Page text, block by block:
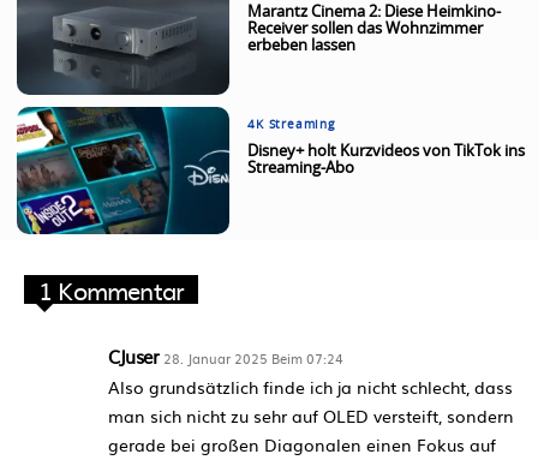
Marantz Cinema 2: Diese Heimkino-
Receiver sollen das Wohnzimmer
erbeben lassen
4K Streaming
Disney+ holt Kurzvideos von TikTok ins
Streaming-Abo
1 Kommentar
CJuser 28. Januar 2025 Beim 07:24
Also grundsätzlich finde ich ja nicht schlecht, dass
man sich nicht zu sehr auf OLED versteift, sondern
gerade bei großen Diagonalen einen Fokus auf